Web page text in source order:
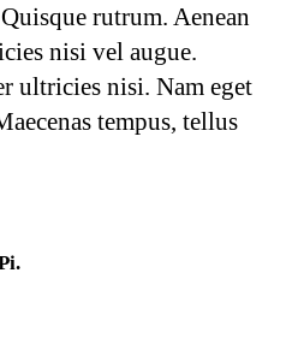
rutrum. Aenean
nisi vel augue.
ultricies nisi. Nam eget
tempus, tellus